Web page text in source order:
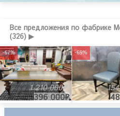
Все предложения по фабрике
(326) ▶
1 210 000₽
396 000₽
-67% -69%